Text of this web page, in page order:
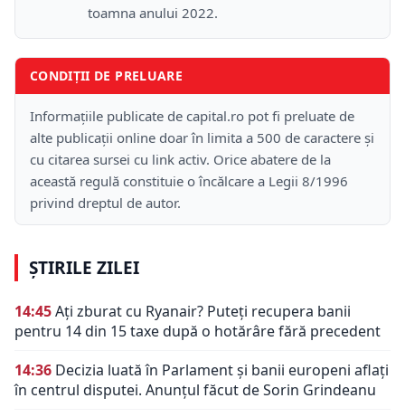
toamna anului 2022.
CONDIȚII DE PRELUARE
Informațiile publicate de capital.ro pot fi preluate de
alte publicații online doar în limita a 500 de caractere și
cu citarea sursei cu link activ. Orice abatere de la
această regulă constituie o încălcare a Legii 8/1996
privind dreptul de autor.
ȘTIRILE ZILEI
14:45Ați zburat cu Ryanair? Puteți recupera banii
pentru 14 din 15 taxe după o hotărâre fără precedent
14:36 Decizia luată în Parlament și banii europeni aflați
în centrul disputei. Anunțul făcut de Sorin Grindeanu